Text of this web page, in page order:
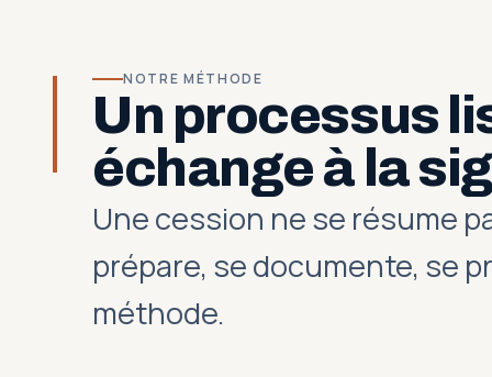
NOTRE MÉTHODE
Un processus
échange à la
Une cession ne se résume
prépare, se documente, se
méthode.